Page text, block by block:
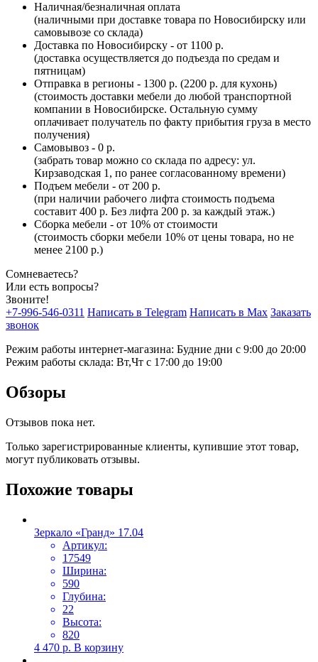
Наличная/безналичная оплата
(наличными при доставке товара по Новосибирску или
самовывозе со склада)
Доставка по Новосибирску - от 1100 р.
(доставка осуществляется до подъезда по средам и
пятницам)
Отправка в регионы - 1300 р. (2200 р. для кухонь)
(стоимость доставки мебели до любой транспортной
компании в Новосибирске. Остальную сумму
оплачивает получатель по факту прибытия груза в место
получения)
Самовывоз - 0 р.
(забрать товар можно со склада по адресу: ул.
Кирзаводская 1, по ранее согласованному времени)
Подъем мебели - от 200 р.
(при наличии рабочего лифта стоимость подъема
составит 400 р. Без лифта 200 р. за каждый этаж.)
Сборка мебели - от 10% от стоимости
(стоимость сборки мебели 10% от цены товара, но не
менее 2100 р.)
Сомневаетесь?
Или есть вопросы?
Звоните!
+7-996-546-0311 Написать в Telegram Написать в Max Заказать
звонок
Режим работы интернет-магазина: Будние дни с 9:00 до 20:00
Режим работы склада: Вт,Чт с 17:00 до 19:00
Обзоры
Отзывов пока нет.
Только зарегистрированные клиенты, купившие этот товар,
могут публиковать отзывы.
Похожие товары
Зеркало «Гранд» 17.04
Артикул:
17549
Ширина:
590
Глубина:
22
Высота:
820
4 470 р. В корзину